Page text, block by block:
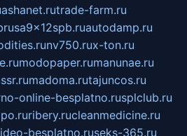
ashanet.rutrade-farm.ru
autodamp.ru
nv750.rux-ton.ru
modopaper.rumanunae.ru
madoma.rutajuncos.ru
online-besplatno.rusplclub.ru
ribery.rucleanmedicine.ru
besplatno.ruseks-365.ru